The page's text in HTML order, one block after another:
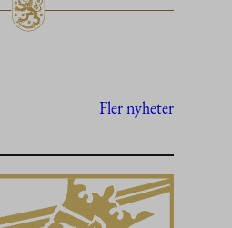
Fler nyheter